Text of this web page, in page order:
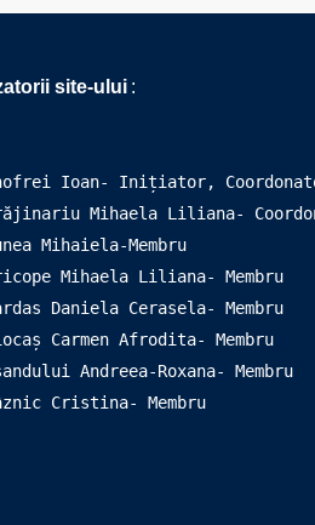
site-ului :
Ioan- Inițiator,
Mihaela Liliana-
Mihaiela-Membru
Mihaela Liliana- Membru
Daniela Cerasela- Membru
Carmen Afrodita- Membru
Andreea-Roxana- Membru
Cristina- Membru